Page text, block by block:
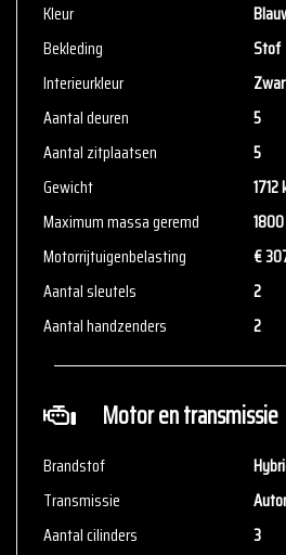
We hebben ons uiterste best gedaan
advertentie correct weer te geven. Er
worden ontleend aan de verstrekte
Vertrouw niet alleen op deze informatie
zelf de zaken welke voor jou belangrijk
zouden kunnen beïnvloeden. Neem
Kleur
Bekleding
Stof
Interieurkleur
Aantal deuren
5
Aantal zitplaatsen
5
Gewicht
1712
Maximum massa geremd
Motorrijtuigenbelasting
€
Aantal sleutels
2
Aantal handzenders
2
Motor en transmissie
Brandstof
Transmissie
Aantal cilinders
3